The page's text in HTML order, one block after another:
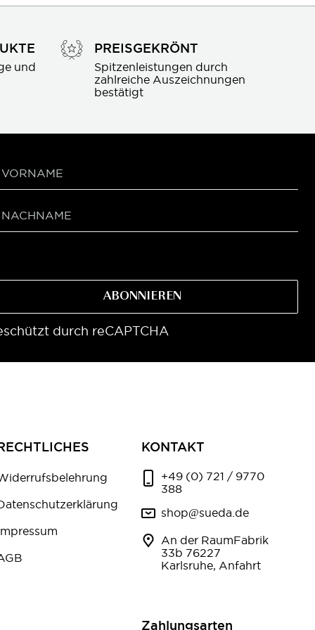
und
PREISGEKRÖNT
Spitzenleistungen durch
zahlreiche Auszeichnungen
bestätigt
ABONNIEREN
durch reCAPTCHA
KONTAKT
+49 (0) 721 / 9770
388
shop@sueda.de
An der RaumFabrik
33b 76227
Karlsruhe, Anfahrt
Zahlungsarten